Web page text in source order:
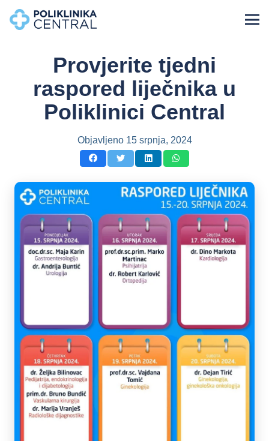
Provjerite tjedni
raspored liječnika u
Poliklinici Central
Objavljeno 15 srpnja, 2024